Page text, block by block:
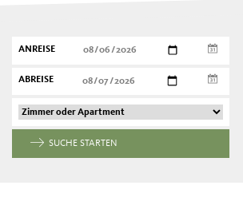
ANREISE
ABREISE
SUCHE STARTEN